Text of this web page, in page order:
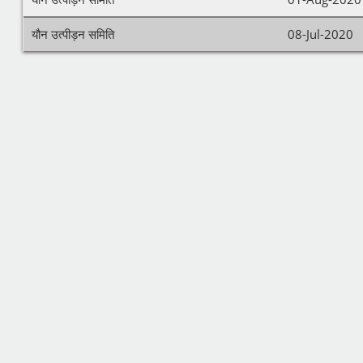
यौन उत्पीड़न समिति 08-Jul-2020